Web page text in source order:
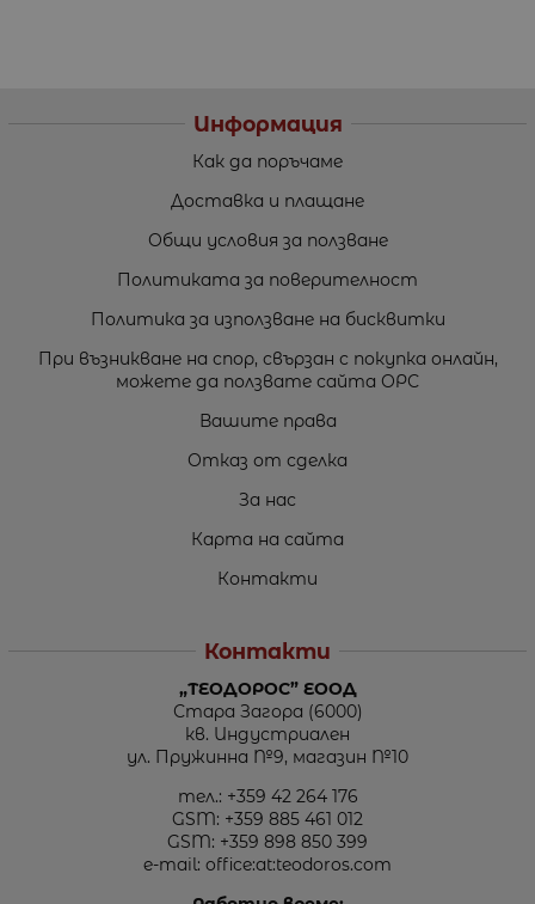
Информация
Как да поръчаме
Доставка и плащане
Общи условия за ползване
Политиката за поверителност
Политика за използване на бисквитки
При възникване на спор, свързан с покупка онлайн,
можете да ползвате сайта ОРС
Вашите права
Отказ от сделка
За нас
Карта на сайта
Контакти
Контакти
„ТЕОДОРОС” ЕООД
Стара Загора (6000)
кв. Индустриален
ул. Пружинна №9, магазин №10
тел.: +359 42 264 176
GSM: +359 885 461 012
GSM: +359 898 850 399
e-mail: office:at:teodoros.com